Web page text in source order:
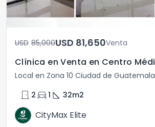
USD	85,000 USD	81,650Venta
Local en Zona 10 Ciudad de Guatemala
door_front 2 directions_car 1 square_foot 32m2
CityMax Elite